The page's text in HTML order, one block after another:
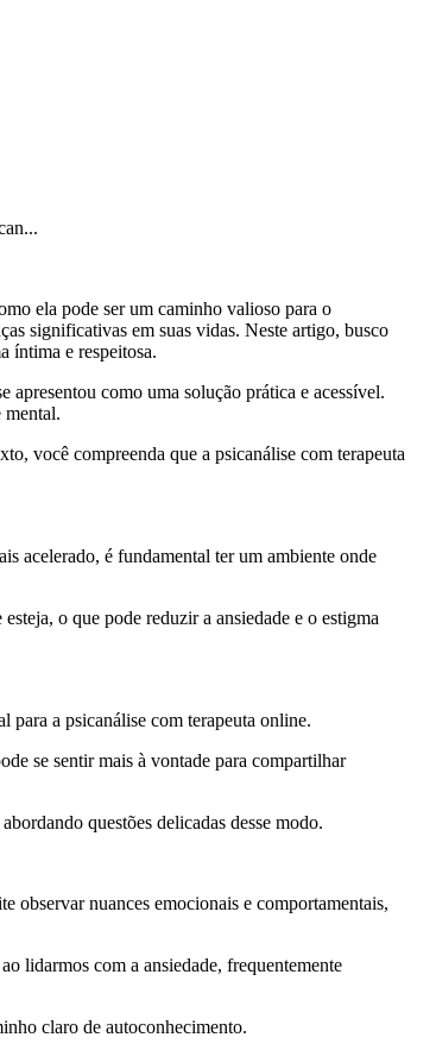
ela pode ser um caminho valioso para o
significativas em suas vidas. Neste artigo, busco
íntima e respeitosa.
como uma solução prática e acessível.
mental.
você compreenda que a psicanálise com terapeuta
acelerado, é fundamental ter um ambiente onde
o que pode reduzir a ansiedade e o estigma
para a psicanálise com terapeuta online.
se sentir mais à vontade para compartilhar
questões delicadas desse modo.
observar nuances emocionais e comportamentais,
lidarmos com a ansiedade, frequentemente
claro de autoconhecimento.